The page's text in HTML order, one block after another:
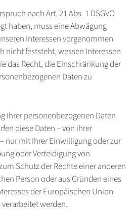
nach Art. 21 Abs. 1 DSGVO
haben, muss eine Abwägung
Interessen vorgenommen
nicht feststeht, wessen Interessen
das Recht, die Einschränkung der
Daten zu
Ihrer personenbezogenen Daten
diese Daten – von ihrer
nur mit Ihrer Einwilligung oder zur
oder Verteidigung von
Schutz der Rechte einer anderen
Person oder aus Gründen eines
der Europäischen Union
werden.